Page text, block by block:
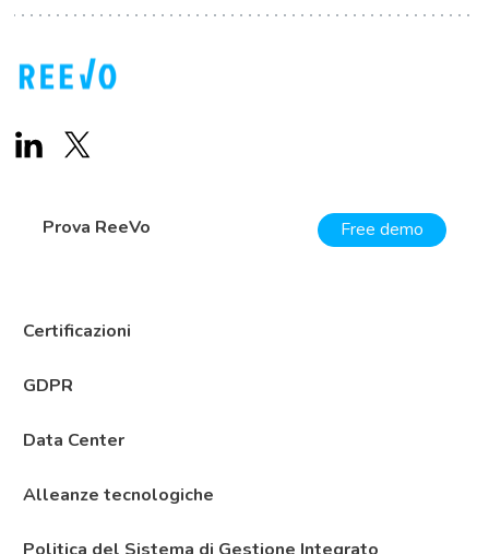
Prova ReeVo Free demo
Certificazioni
GDPR
Data Center
Alleanze tecnologiche
Politica del Sistema di Gestione Integrato